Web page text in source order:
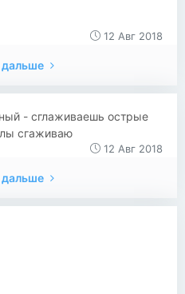
12 Авг 2018
дальше
- сглаживаешь острые
сгаживаю
12 Авг 2018
дальше